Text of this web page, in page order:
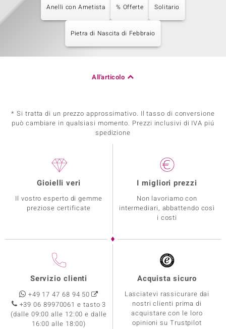
Anelli con Ametista % Offerte Solitario
Pietra di Nascita di Febbraio
All'articolo
* Si tratta di un prezzo approssimativo. Il tasso di conversione
può cambiare in qualsiasi momento. Prezzi inclusivi di IVA piú
spedizione
Gioielli veri
Il vostro esperto di gemme
preziose certificate
I migliori prezzi
Non lavoriamo con
intermediari, abbattendo così
i costi
Servizio clienti
+49 17 47 68 94 50
+39 06 89970061 e tasto 3
(dalle 09:00 alle 12:00 e dalle
16:00 alle 18:00)
Acquista sicuro
Lasciatevi rassicurare dai
nostri clienti prima di
acquistare con le loro
opinioni su Trustpilot